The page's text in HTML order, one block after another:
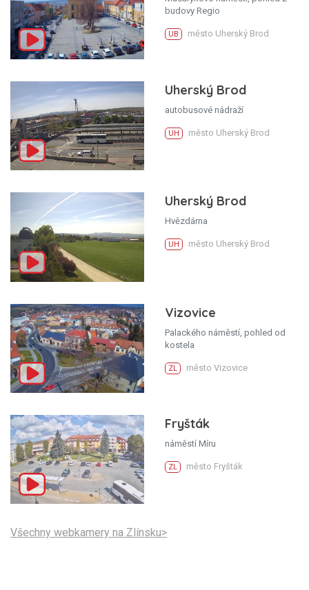
budovy Regio
UB město Uherský Brod
Uherský Brod
autobusové nádraží
UH město Uherský Brod
Uherský Brod
Hvězdárna
UH město Uherský Brod
Vizovice
Palackého náměstí, pohled od
kostela
ZL město Vizovice
Fryšták
náměstí Míru
ZL město Fryšták
Všechny webkamery na Zlínsku>